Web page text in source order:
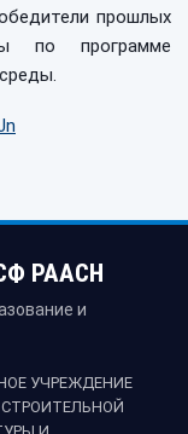
прошлых
по программе
РААСН
и
УЧРЕЖДЕНИЕ